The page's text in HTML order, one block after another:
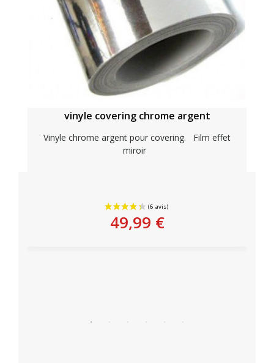
Personnaliser
vinyle covering chrome argent
Vinyle chrome argent pour covering. Film effet
miroir
49,99 €